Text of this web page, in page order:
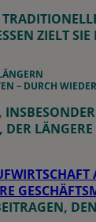
ZIELT
– DURCH
, DER